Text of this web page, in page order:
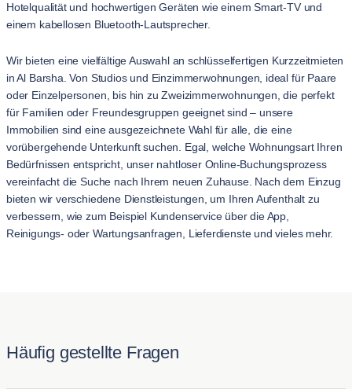
Hotelqualität und hochwertigen Geräten wie einem Smart-TV und
einem kabellosen Bluetooth-Lautsprecher.
Wir bieten eine vielfältige Auswahl an schlüsselfertigen Kurzzeitmieten
in Al Barsha. Von Studios und Einzimmerwohnungen, ideal für Paare
oder Einzelpersonen, bis hin zu Zweizimmerwohnungen, die perfekt
für Familien oder Freundesgruppen geeignet sind – unsere
Immobilien sind eine ausgezeichnete Wahl für alle, die eine
vorübergehende Unterkunft suchen. Egal, welche Wohnungsart Ihren
Bedürfnissen entspricht, unser nahtloser Online-Buchungsprozess
vereinfacht die Suche nach Ihrem neuen Zuhause. Nach dem Einzug
bieten wir verschiedene Dienstleistungen, um Ihren Aufenthalt zu
verbessern, wie zum Beispiel Kundenservice über die App,
Reinigungs- oder Wartungsanfragen, Lieferdienste und vieles mehr.
Häufig gestellte Fragen